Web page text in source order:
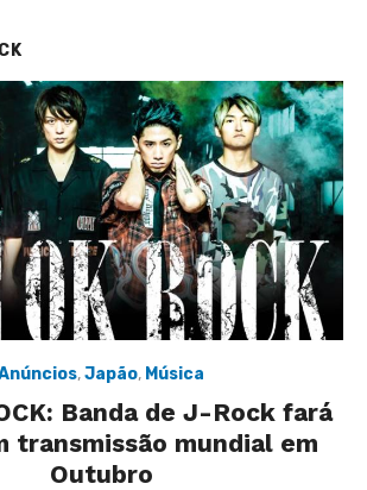
,Japão, Música
Banda de J-Rock fará
transmissão mundial em
Outubro